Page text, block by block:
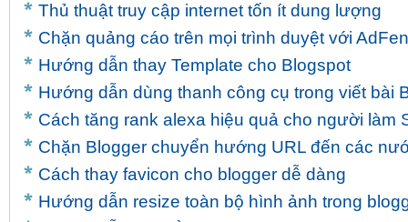
Thủ thuật truy cập internet tốn ít dung lượng
Chặn quảng cáo trên mọi trình duyệt với
Hướng dẫn thay Template cho Blogspot
Hướng dẫn dùng thanh công cụ trong viết bài
Cách tăng rank alexa hiệu quả cho người làm
Chặn Blogger chuyển hướng URL đến các
Cách thay favicon cho blogger dễ dàng
Hướng dẫn resize toàn bộ hình ảnh trong